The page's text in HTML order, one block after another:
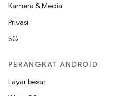
Kamera & Media
Privasi
5G
PERANGKAT ANDROID
Layar besar